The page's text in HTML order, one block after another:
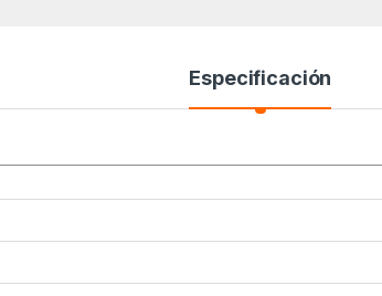
Especificación